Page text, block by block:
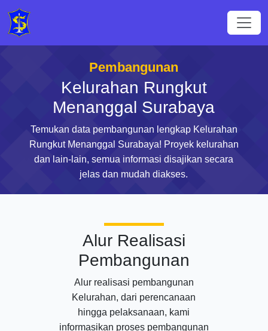
Pembangunan
Kelurahan Rungkut
Menanggal Surabaya
Temukan data pembangunan lengkap Kelurahan
Rungkut Menanggal Surabaya! Proyek kelurahan
dan lain-lain, semua informasi disajikan secara
jelas dan mudah diakses.
Alur Realisasi
Pembangunan
Alur realisasi pembangunan
Kelurahan, dari perencanaan
hingga pelaksanaan, kami
informasikan proses pembangunan